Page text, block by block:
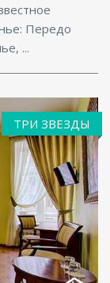
Передо
...
ТРИ ЗВЕЗДЫ